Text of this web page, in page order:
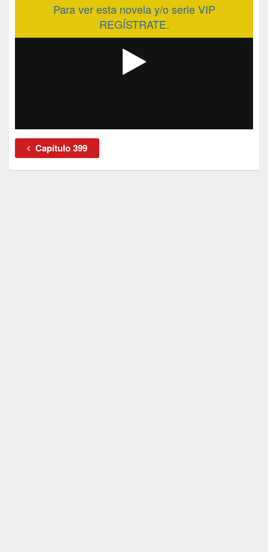
Para ver esta novela y/o serie VIP
REGÍSTRATE.
Capítulo 399